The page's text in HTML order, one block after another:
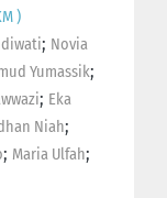
)
; Novia
Yumassik;
; Eka
Niah;
; Maria Ulfah;